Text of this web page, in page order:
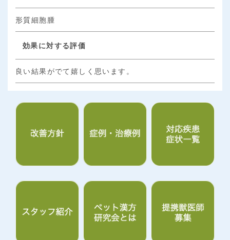
形質細胞腫
効果に対する評価
良い結果がでて嬉しく思います。